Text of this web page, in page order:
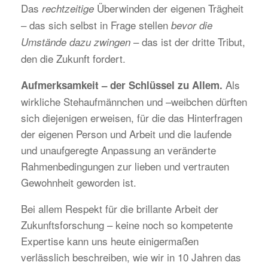
Das rechtzeitige Überwinden der eigenen Trägheit
– das sich selbst in Frage stellen bevor die
Umstände dazu zwingen – das ist der dritte Tribut,
den die Zukunft fordert.
Aufmerksamkeit – der Schlüssel zu Allem. Als
wirkliche Stehaufmännchen und –weibchen dürften
sich diejenigen erweisen, für die das Hinterfragen
der eigenen Person und Arbeit und die laufende
und unaufgeregte Anpassung an veränderte
Rahmenbedingungen zur lieben und vertrauten
Gewohnheit geworden ist.
Bei allem Respekt für die brillante Arbeit der
Zukunftsforschung – keine noch so kompetente
Expertise kann uns heute einigermaßen
verlässlich beschreiben, wie wir in 10 Jahren das